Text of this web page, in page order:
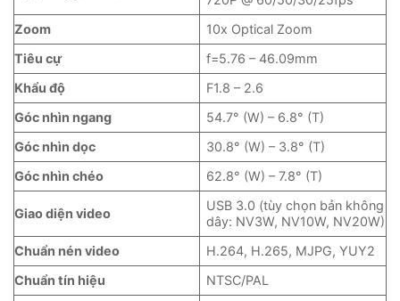
Zoom
10x Optical Zoom
Tiêu cự
f=5.76 – 46.09mm
Khẩu độ
F1.8 – 2.6
Góc nhìn ngang
54.7° (W) – 6.8° (T)
Góc nhìn dọc
30.8° (W) – 3.8° (T)
Góc nhìn chéo
62.8° (W) – 7.8° (T)
Giao diện video
USB 3.0 (tùy chọn bản không
dây: NV3W, NV10W, NV20W)
Chuẩn nén video
H.264, H.265, MJPG, YUY2
Chuẩn tín hiệu
NTSC/PAL